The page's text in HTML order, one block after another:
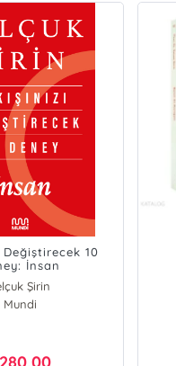
Değiştirecek 10
İnsan
Şirin
Mundi